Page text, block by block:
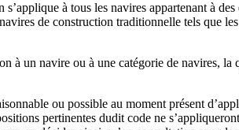
à tous les navires appartenant à
de construction traditionnelle tels que
à un navire ou à une catégorie de navires,
ou possible au moment présent
pertinentes dudit code ne